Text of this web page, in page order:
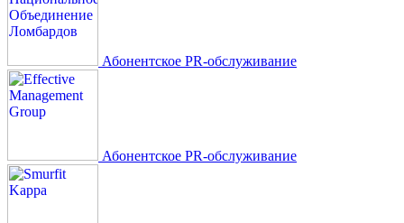
Абонентское PR-обслуживание
Абонентское PR-обслуживание